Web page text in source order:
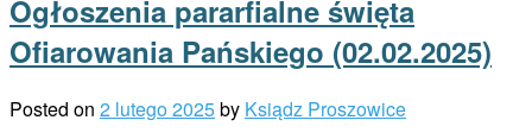
Ogłoszenia pararfialne święta
Ofiarowania Pańskiego (02.02.2025)
Posted on 2 lutego 2025by Ksiądz Proszowice